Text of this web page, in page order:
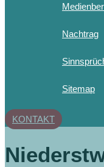
Nachtrag
Sitemap
KONTAKT